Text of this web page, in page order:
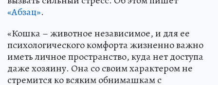
«Абзац».
«Кошка – животное независимое, и для ее
психологического комфорта жизненно важно
иметь личное пространство, куда нет доступа
даже хозяину. Она со своим характером не
стремится ко всяким обнимашкам с